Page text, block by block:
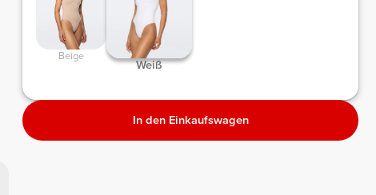
Beige
Weiß
In den Einkaufswagen